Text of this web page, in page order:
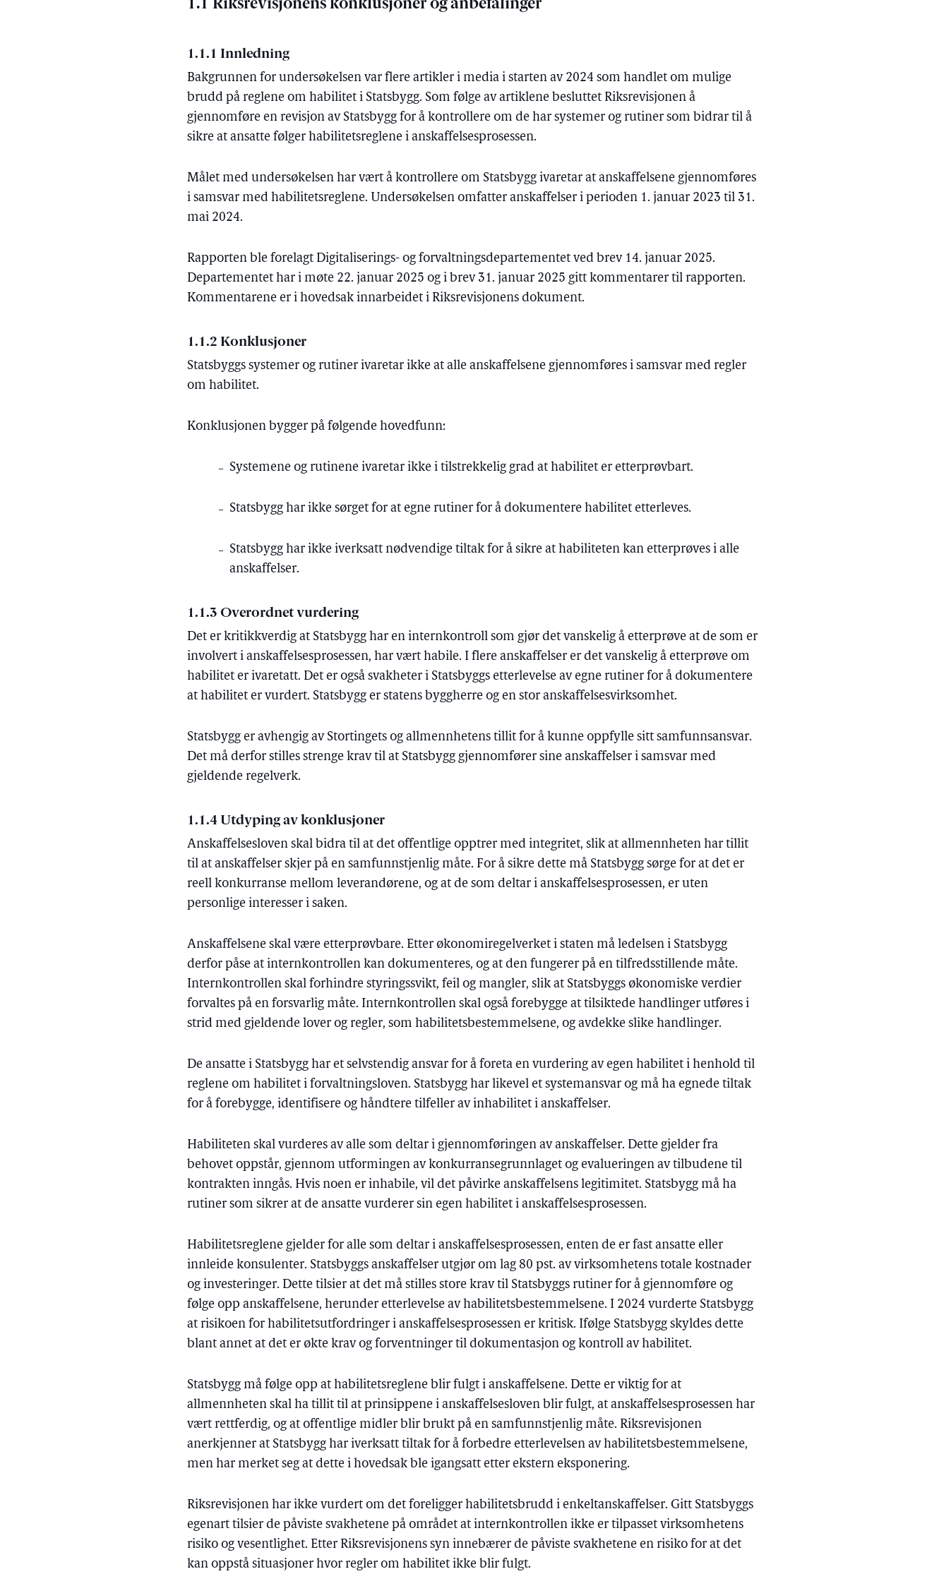
1.1 Riksrevisjonens konklusjoner og anbefalinger
1.1.1 Innledning
Bakgrunnen for undersøkelsen var flere artikler i media i starten av 2024 som handlet om mulige
brudd på reglene om habilitet i Statsbygg. Som følge av artiklene besluttet Riksrevisjonen å
gjennomføre en revisjon av Statsbygg for å kontrollere om de har systemer og rutiner som bidrar til å
sikre at ansatte følger habilitetsreglene i anskaffelsesprosessen.
Målet med undersøkelsen har vært å kontrollere om Statsbygg ivaretar at anskaffelsene gjennomføres
i samsvar med habilitetsreglene. Undersøkelsen omfatter anskaffelser i perioden 1. januar 2023 til 31.
mai 2024.
Rapporten ble forelagt Digitaliserings- og forvaltningsdepartementet ved brev 14. januar 2025.
Departementet har i møte 22. januar 2025 og i brev 31. januar 2025 gitt kommentarer til rapporten.
Kommentarene er i hovedsak innarbeidet i Riksrevisjonens dokument.
1.1.2 Konklusjoner
Statsbyggs systemer og rutiner ivaretar ikke at alle anskaffelsene gjennomføres i samsvar med regler
om habilitet.
Konklusjonen bygger på følgende hovedfunn:
Systemene og rutinene ivaretar ikke i tilstrekkelig grad at habilitet er etterprøvbart.
Statsbygg har ikke sørget for at egne rutiner for å dokumentere habilitet etterleves.
Statsbygg har ikke iverksatt nødvendige tiltak for å sikre at habiliteten kan etterprøves i alle
anskaffelser.
1.1.3 Overordnet vurdering
Det er kritikkverdig at Statsbygg har en internkontroll som gjør det vanskelig å etterprøve at de som er
involvert i anskaffelsesprosessen, har vært habile. I flere anskaffelser er det vanskelig å etterprøve om
habilitet er ivaretatt. Det er også svakheter i Statsbyggs etterlevelse av egne rutiner for å dokumentere
at habilitet er vurdert. Statsbygg er statens byggherre og en stor anskaffelsesvirksomhet.
Statsbygg er avhengig av Stortingets og allmennhetens tillit for å kunne oppfylle sitt samfunnsansvar.
Det må derfor stilles strenge krav til at Statsbygg gjennomfører sine anskaffelser i samsvar med
gjeldende regelverk.
1.1.4 Utdyping av konklusjoner
Anskaffelsesloven skal bidra til at det offentlige opptrer med integritet, slik at allmennheten har tillit
til at anskaffelser skjer på en samfunnstjenlig måte. For å sikre dette må Statsbygg sørge for at det er
reell konkurranse mellom leverandørene, og at de som deltar i anskaffelsesprosessen, er uten
personlige interesser i saken.
Anskaffelsene skal være etterprøvbare. Etter økonomiregelverket i staten må ledelsen i Statsbygg
derfor påse at internkontrollen kan dokumenteres, og at den fungerer på en tilfredsstillende måte.
Internkontrollen skal forhindre styringssvikt, feil og mangler, slik at Statsbyggs økonomiske verdier
forvaltes på en forsvarlig måte. Internkontrollen skal også forebygge at tilsiktede handlinger utføres i
strid med gjeldende lover og regler, som habilitetsbestemmelsene, og avdekke slike handlinger.
De ansatte i Statsbygg har et selvstendig ansvar for å foreta en vurdering av egen habilitet i henhold til
reglene om habilitet i forvaltningsloven. Statsbygg har likevel et systemansvar og må ha egnede tiltak
for å forebygge, identifisere og håndtere tilfeller av inhabilitet i anskaffelser.
Habiliteten skal vurderes av alle som deltar i gjennomføringen av anskaffelser. Dette gjelder fra
behovet oppstår, gjennom utformingen av konkurransegrunnlaget og evalueringen av tilbudene til
kontrakten inngås. Hvis noen er inhabile, vil det påvirke anskaffelsens legitimitet. Statsbygg må ha
rutiner som sikrer at de ansatte vurderer sin egen habilitet i anskaffelsesprosessen.
Habilitetsreglene gjelder for alle som deltar i anskaffelsesprosessen, enten de er fast ansatte eller
innleide konsulenter. Statsbyggs anskaffelser utgjør om lag 80 pst. av virksomhetens totale kostnader
og investeringer. Dette tilsier at det må stilles store krav til Statsbyggs rutiner for å gjennomføre og
følge opp anskaffelsene, herunder etterlevelse av habilitetsbestemmelsene. I 2024 vurderte Statsbygg
at risikoen for habilitetsutfordringer i anskaffelsesprosessen er kritisk. Ifølge Statsbygg skyldes dette
blant annet at det er økte krav og forventninger til dokumentasjon og kontroll av habilitet.
Statsbygg må følge opp at habilitetsreglene blir fulgt i anskaffelsene. Dette er viktig for at
allmennheten skal ha tillit til at prinsippene i anskaffelsesloven blir fulgt, at anskaffelsesprosessen har
vært rettferdig, og at offentlige midler blir brukt på en samfunnstjenlig måte. Riksrevisjonen
anerkjenner at Statsbygg har iverksatt tiltak for å forbedre etterlevelsen av habilitetsbestemmelsene,
men har merket seg at dette i hovedsak ble igangsatt etter ekstern eksponering.
Riksrevisjonen har ikke vurdert om det foreligger habilitetsbrudd i enkeltanskaffelser. Gitt Statsbyggs
egenart tilsier de påviste svakhetene på området at internkontrollen ikke er tilpasset virksomhetens
risiko og vesentlighet. Etter Riksrevisjonens syn innebærer de påviste svakhetene en risiko for at det
kan oppstå situasjoner hvor regler om habilitet ikke blir fulgt.